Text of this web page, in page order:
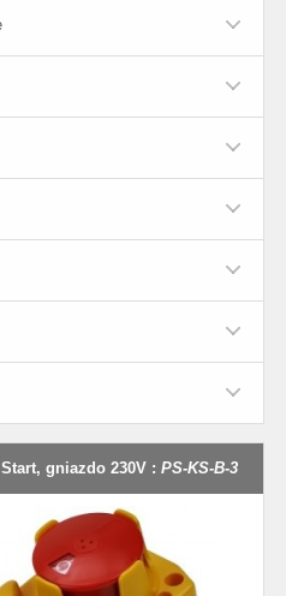
gniazdo 230V : PS-KS-B-3